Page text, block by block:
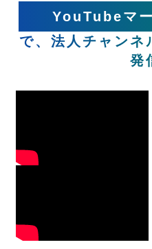
YouTubeマ
で、法人チャンネ
発